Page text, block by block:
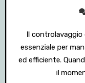
Il controlavaggio dei filtri a sabbia è un’operazione
essenziale per
ed efficiente.
il